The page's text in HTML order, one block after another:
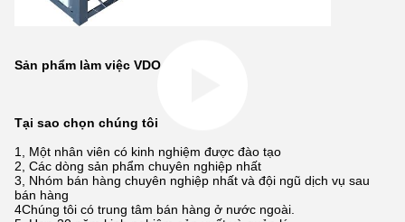
Sản phẩm làm việc VDO
Tại sao chọn chúng tôi
1, Một nhân viên có kinh nghiệm được đào tạo
2, Các dòng sản phẩm chuyên nghiệp nhất
3, Nhóm bán hàng chuyên nghiệp nhất và đội ngũ dịch vụ sau
bán hàng
4Chúng tôi có trung tâm bán hàng ở nước ngoài.